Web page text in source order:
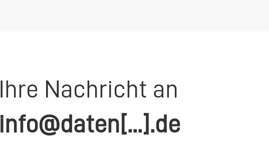
Ihre Nachricht an
info@daten[...].de